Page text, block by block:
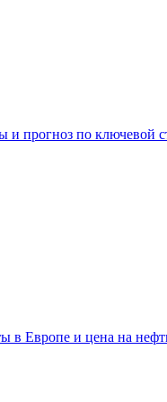
и прогноз по ключевой
в Европе и цена на